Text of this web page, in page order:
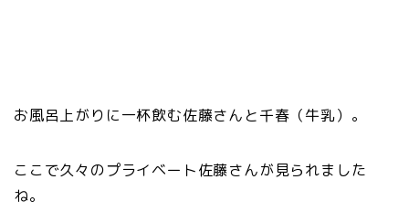
お風呂上がりに一杯飲む佐藤さんと千春（牛乳）。
ここで久々のプライベート佐藤さんが見られました
ね。